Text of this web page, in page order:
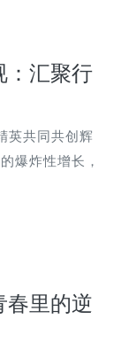
：汇聚行
英共同共创辉
爆炸性增长，
春里的逆